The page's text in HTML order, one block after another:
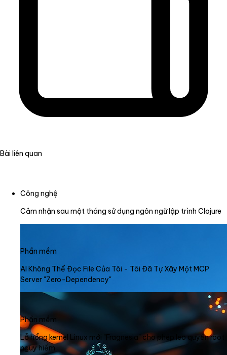
Bài liên quan
Công nghệ
Cảm nhận sau một tháng sử dụng ngôn ngữ lập trình Clojure
Phần mềm
AI Không Thể Đọc File Của Tôi - Tôi Đã Tự Xây Một MCP
Server "Zero-Dependency"
Phần mềm
Lỗ hổng kernel Linux mới "Fragnesia" cho phép leo quyền root
nguy hiểm